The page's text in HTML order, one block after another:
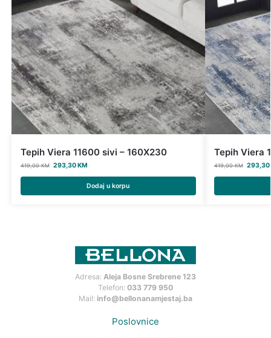
Tepih Viera 11600 sivi – 160X230
419,00KM 293,30KM
Dodaj u korpu
Tepih Viera
419,00KM 293,30
Adresa: Aleja Bosne Srebrene 123
Telefon: 033 779 950
Mail: info@bellonanamjestaj.ba
Poslovnice